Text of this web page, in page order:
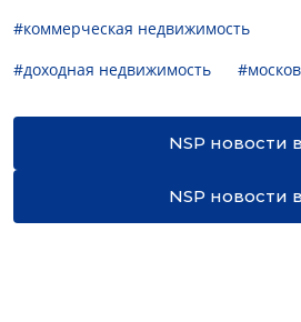
#коммерческая недвижимость
#доходная недвижимость
NSP новости в
NSP новости в